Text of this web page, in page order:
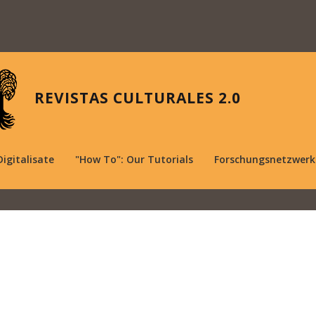
REVISTAS CULTURALES 2.0
"How To": Our Tutorials Forschungsnetzwerk